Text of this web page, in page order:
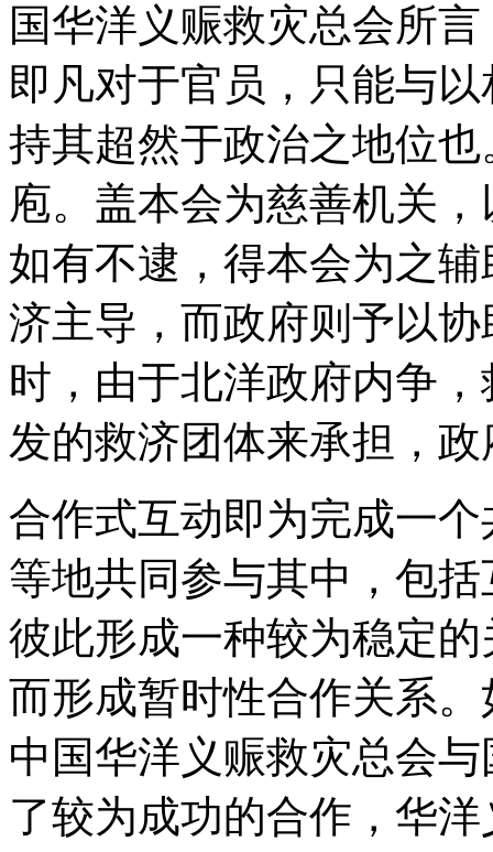
国华洋义赈救灾总会所
即凡对于官员，只能与
持其超然于政治之地位
庖。盖本会为慈善机关
如有不逮，得本会为之
济主导，而政府则予以
时，由于北洋政府内争
发的救济团体来承担，
合作式互动即为完成一
等地共同参与其中，包
彼此形成一种较为稳定
而形成暂时性合作关系
中国华洋义赈救灾总会
了较为成功的合作，华